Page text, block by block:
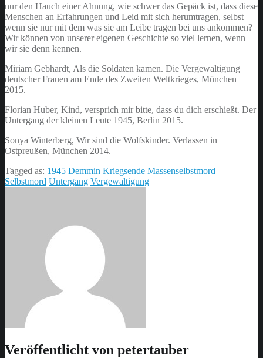
nur den Hauch einer Ahnung, wie schwer das Gepäck ist, dass diese
Menschen an Erfahrungen und Leid mit sich herumtragen, selbst
wenn sie nur mit dem was sie am Leibe tragen bei uns ankommen?
Wir können von unserer eigenen Geschichte so viel lernen, wenn
wir sie denn kennen.
Miriam Gebhardt, Als die Soldaten kamen. Die Vergewaltigung
deutscher Frauen am Ende des Zweiten Weltkrieges, München
2015.
Florian Huber, Kind, versprich mir bitte, dass du dich erschießt. Der
Untergang der kleinen Leute 1945, Berlin 2015.
Sonya Winterberg, Wir sind die Wolfskinder. Verlassen in
Ostpreußen, München 2014.
Tagged as: 1945 Demmin Kriegsende Massenselbstmord
Selbstmord Untergang Vergewaltigung
Veröffentlicht von petertauber